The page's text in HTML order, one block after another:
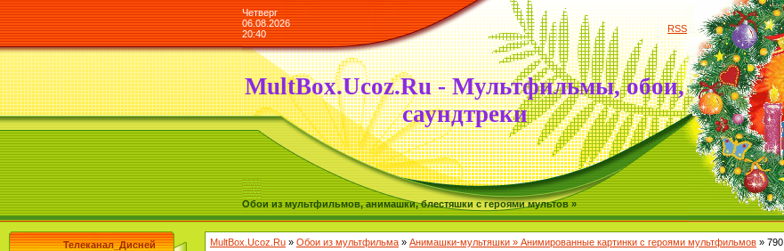
Четверг
06.08.2026
20:40
RSS
MultBox.Ucoz.Ru - Мультфильмы, обои,
саундтреки
Обои из мультфильмов, анимашки, блестяшки с героями мультов »
Телеканал_Дисней MultBox.Ucoz.Ru » Обои из мультфильма » Анимашки-мультяшки » Анимированные картинки с героями мультфильмов » 790